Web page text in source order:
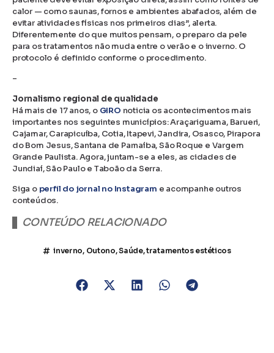
calor — como saunas, fornos e ambientes abafados, além de
evitar atividades físicas nos primeiros dias”, alerta.
Diferentemente do que muitos pensam, o preparo da pele
para os tratamentos não muda entre o verão e o inverno. O
protocolo é definido conforme o procedimento.
–
Jornalismo regional de qualidade
Há mais de 17 anos, o GIRO noticia os acontecimentos mais
importantes nos seguintes municípios: Araçariguama, Barueri,
Cajamar, Carapicuíba, Cotia, Itapevi, Jandira, Osasco, Pirapora
do Bom Jesus, Santana de Parnaíba, São Roque e Vargem
Grande Paulista. Agora, juntam-se a eles, as cidades de
Jundiaí, São Paulo e Taboão da Serra.
Siga o perfil do jornal no Instagram e acompanhe outros
conteúdos.
CONTEÚDO RELACIONADO
inverno, Outono,Saúde,tratamentos estéticos